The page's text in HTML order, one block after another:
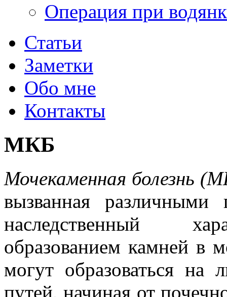
Операция при
Статьи
Заметки
Обо мне
Контакты
МКБ
Мочекаменная болезнь
вызванная различными
наследственный
образованием камней в
могут образоваться
путей, начиная от